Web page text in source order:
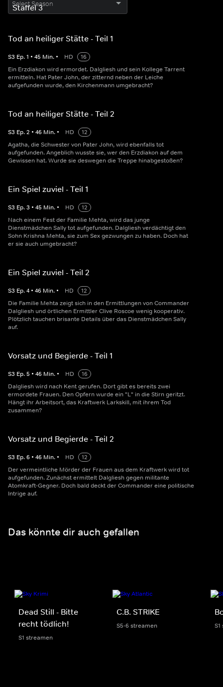
Select Season
Tod an heiliger Stätte - Teil 1
S3 Ep.1 • 45 Min. • HD
16
Ein Erzdiakon wird ermordet. Dalgliesh und sein Kollege Tarrent
ermitteln. Hat Pater John, der zitternd neben der Leiche
aufgefunden wurde, den Kirchenmann umgebracht?
Tod an heiliger Stätte - Teil 2
S3 Ep.2 • 46 Min. • HD
12
Agatha, die Schwester von Pater John, wird ebenfalls tot
aufgefunden. Angeblich wusste sie, wer den Erzdiakon auf dem
Gewissen hat. Wurde sie deswegen die Treppe hinabgestoßen?
Ein Spiel zuviel - Teil 1
S3 Ep.3 • 45 Min. • HD
12
Nach einem Fest der Familie Mehta, wird das junge
Dienstmädchen Sally tot aufgefunden. Dalgliesh verdächtigt den
Sohn Krishna Mehta, sie zum Sex gezwungen zu haben. Doch hat
er sie auch umgebracht?
Ein Spiel zuviel - Teil 2
S3 Ep.4 • 46 Min. • HD
12
Die Familie Mehta zeigt sich in den Ermittlungen von Commander
Dalgliesh und örtlichen Ermittler Clive Roscoe wenig kooperativ.
Plötzlich tauchen brisante Details über das Dienstmädchen Sally
auf.
Vorsatz und Begierde - Teil 1
S3 Ep.5 • 46 Min. • HD
16
Dalgliesh wird nach Kent gerufen. Dort gibt es bereits zwei
ermordete Frauen. Den Opfern wurde ein "L" in die Stirn geritzt.
Hängt ihr Arbeitsort, das Kraftwerk Larkskill, mit ihrem Tod
zusammen?
Vorsatz und Begierde - Teil 2
S3 Ep.6 • 46 Min. • HD
12
Der vermeintliche Mörder der Frauen aus dem Kraftwerk wird tot
aufgefunden. Zunächst ermittelt Dalgliesh gegen militante
Atomkraft-Gegner. Doch bald deckt der Commander eine politische
Intrige auf.
Das könnte dir auch gefallen
Dead Still - Bitte
recht tödlich!
S1 streamen
C.B. STRIKE
S5-6 streamen